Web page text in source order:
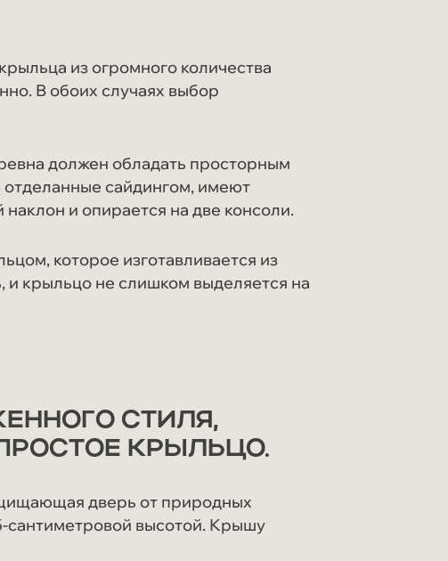
из огромного количества
В обоих случаях выбор
должен обладать просторным
сайдингом, имеют
и опирается на две консоли.
которое изготавливается из
и крыльцо не слишком выделяется на
СТИЛЯ,
КРЫЛЬЦО.
дверь от природных
сантиметровой высотой. Крышу